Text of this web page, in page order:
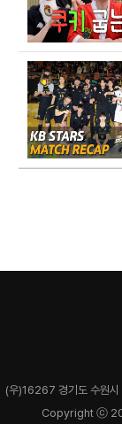
(우)16267 경기도 수원
Copyright ⓒ